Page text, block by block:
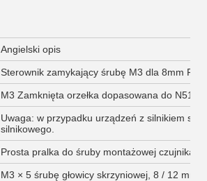
Angielski opis
Sterownik zamykający śrubę M3 dla 8mm
M3 Zamknięta orzełka dopasowana do
Uwaga: w przypadku urządzeń z silnikiem
silnikowego.
Prosta pralka do śruby montażowej czujnika
M3 × 5 śrubę głowicy skrzyniowej, 8 / 12 mm